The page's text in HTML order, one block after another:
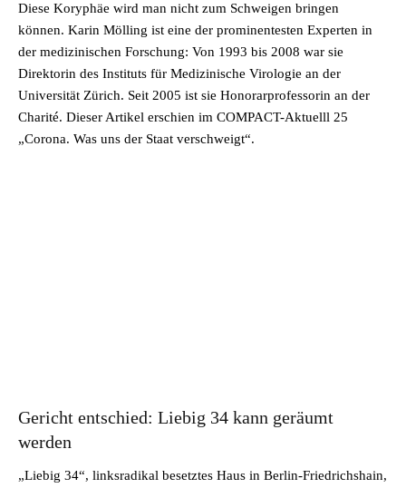
Diese Koryphäe wird man nicht zum Schweigen bringen
können. Karin Mölling ist eine der prominentesten Experten in
der medizinischen Forschung: Von 1993 bis 2008 war sie
Direktorin des Instituts für Medizinische Virologie an der
Universität Zürich. Seit 2005 ist sie Honorarprofessorin an der
Charité. Dieser Artikel erschien im COMPACT-Aktuelll 25
„Corona. Was uns der Staat verschweigt“.
Gericht entschied: Liebig 34 kann geräumt
werden
„Liebig 34“, linksradikal besetztes Haus in Berlin-Friedrichshain,